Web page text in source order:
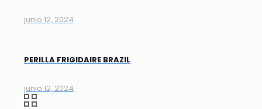
junio 12, 2024
PERILLA FRIGIDAIRE BRAZIL
junio 12, 2024